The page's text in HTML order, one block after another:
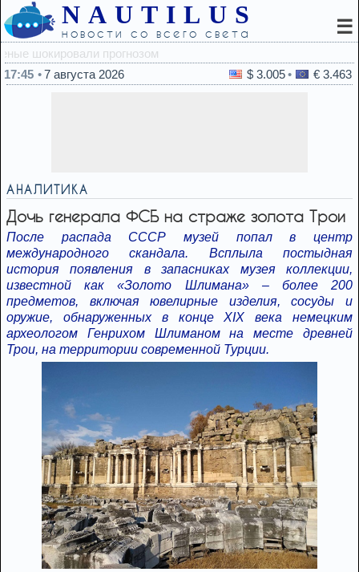
NAUTILUS
новости со всего света ☰
17:45
7 августа 2026 $ 3.005 € 3.463
АНАЛИТИКА
Дочь генерала ФСБ на страже золота Трои
После распада СССР музей попал в центр
международного скандала. Всплыла постыдная
история появления в запасниках музея коллекции,
известной как «Золото Шлимана» – более 200
предметов, включая ювелирные изделия, сосуды и
оружие, обнаруженных в конце XIX века немецким
археологом Генрихом Шлиманом на месте древней
Трои, на территории современной Турции.